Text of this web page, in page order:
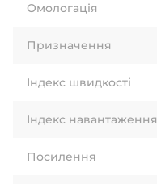
Омологація
Призначення
Індекс швидкості
Індекс навантаження
Посилення